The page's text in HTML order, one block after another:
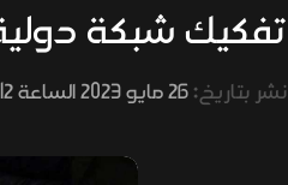
تفكيك شبكة دولية
نشر بتاريخ:26 مايو 2023 الساعة 01:12 مساءً